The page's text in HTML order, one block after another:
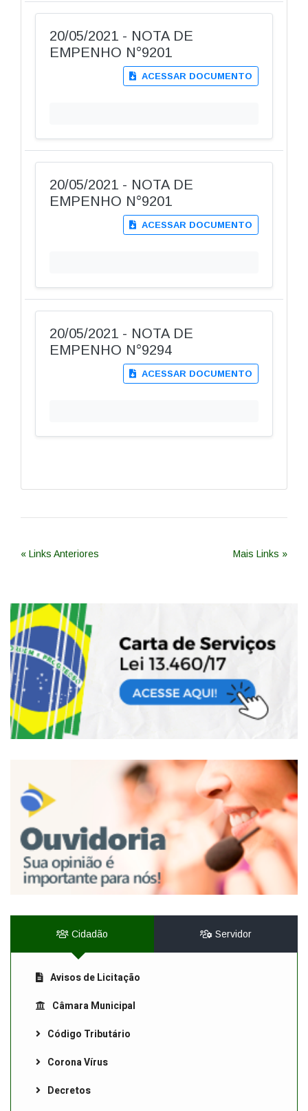
20/05/2021 - NOTA DE
EMPENHO N°9201
ACESSAR DOCUMENTO
20/05/2021 - NOTA DE
EMPENHO N°9201
ACESSAR DOCUMENTO
20/05/2021 - NOTA DE
EMPENHO N°9294
ACESSAR DOCUMENTO
« Links Anteriores Mais Links »
Cidadão Servidor
Avisos de Licitação
Câmara Municipal
Código Tributário
Corona Vírus
Decretos